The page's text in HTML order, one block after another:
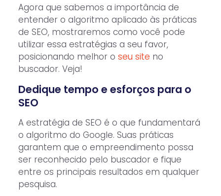
Agora que sabemos a importância de
entender o algoritmo aplicado às práticas
de SEO, mostraremos como você pode
utilizar essa estratégias a seu favor,
posicionando melhor o seu site no
buscador. Veja!
Dedique tempo e esforços para o
SEO
A estratégia de SEO é o que fundamentará
o algoritmo do Google. Suas práticas
garantem que o empreendimento possa
ser reconhecido pelo buscador e fique
entre os principais resultados em qualquer
pesquisa.